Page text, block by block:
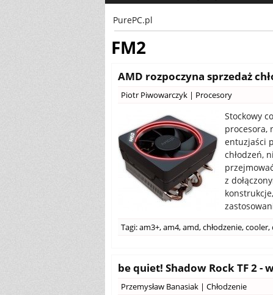
PurePC.pl
FM2
AMD rozpoczyna sprzedaż
Piotr Piwowarczyk | Procesory
Stockowy
procesora,
entuzjaści
chłodzeń,
z
Tagi:am3+,am4,amd,chłodzenie,cooler,
be quiet! Shadow Rock TF 2 -
Przemysław Banasiak | Chłodzenie